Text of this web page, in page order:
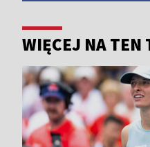
WIĘCEJ NA TEN